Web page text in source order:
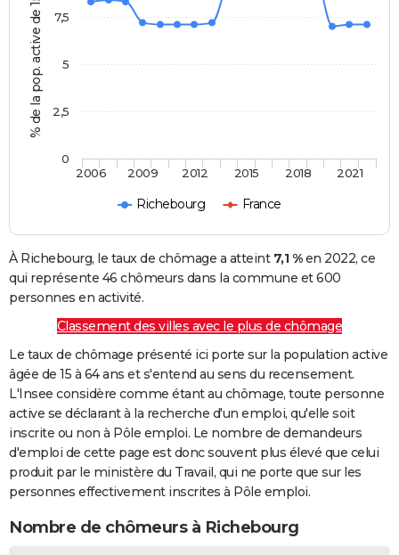
% de la pop. active de 15 - 64 ans
Richebourg France
2006 2009 2012 2015 2018 2021
0
2,5
5
7,5
À Richebourg, le taux de chômage a atteint 7,1 %en 2022, ce
qui représente 46 chômeurs dans la commune et 600
personnes en activité.
Classement des villes avec le plus de chômage
Le taux de chômage présenté ici porte sur la population active
âgée de 15 à 64 ans et s'entend au sens du recensement.
L'Insee considère comme étant au chômage, toute personne
active se déclarant à la recherche d'un emploi, qu'elle soit
inscrite ou non à Pôle emploi. Le nombre de demandeurs
d'emploi de cette page est donc souvent plus élevé que celui
produit par le ministère du Travail, qui ne porte que sur les
personnes effectivement inscrites à Pôle emploi.
Nombre de chômeurs à Richebourg